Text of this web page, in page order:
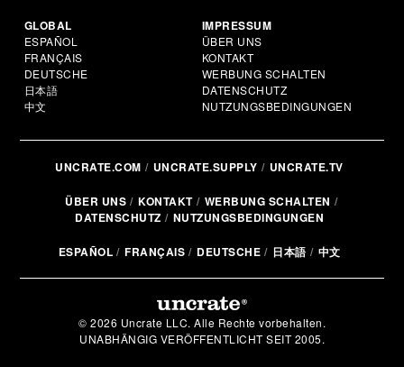
GLOBAL
ESPAÑOL
FRANÇAIS
DEUTSCHE
日本語
中文
IMPRESSUM
ÜBER UNS
KONTAKT
WERBUNG SCHALTEN
DATENSCHUTZ
NUTZUNGSBEDINGUNGEN
UNCRATE.COM UNCRATE.SUPPLY UNCRATE.TV
ÜBER UNS KONTAKT
WERBUNG SCHALTEN
DATENSCHUTZ
NUTZUNGSBEDINGUNGEN
ESPAÑOL FRANÇAIS DEUTSCHE 日本語 中文
© 2026 Uncrate LLC. Alle Rechte vorbehalten.
UNABHÄNGIG VERÖFFENTLICHT SEIT 2005.